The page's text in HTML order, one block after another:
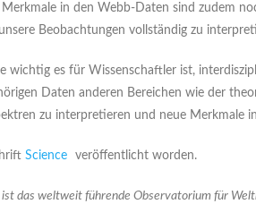
in den Webb-Daten sind zudem
Beobachtungen vollständig zu
wichtig es für Wissenschaftler ist,
Daten anderen Bereichen wie der
zu interpretieren und neue Merkmale
Science veröffentlicht worden.
das weltweit führende Observatorium für